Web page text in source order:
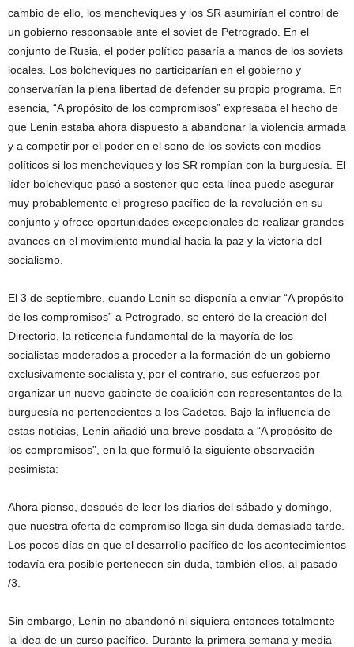
cambio de ello, los mencheviques y los SR asumirían el control de
un gobierno responsable ante el soviet de Petrogrado. En el
conjunto de Rusia, el poder político pasaría a manos de los soviets
locales. Los bolcheviques no participarían en el gobierno y
conservarían la plena libertad de defender su propio programa. En
esencia, “A propósito de los compromisos” expresaba el hecho de
que Lenin estaba ahora dispuesto a abandonar la violencia armada
y a competir por el poder en el seno de los soviets con medios
políticos si los mencheviques y los SR rompían con la burguesía. El
líder bolchevique pasó a sostener que esta línea puede asegurar
muy probablemente el progreso pacífico de la revolución en su
conjunto y ofrece oportunidades excepcionales de realizar grandes
avances en el movimiento mundial hacia la paz y la victoria del
socialismo.
El 3 de septiembre, cuando Lenin se disponía a enviar “A propósito
de los compromisos” a Petrogrado, se enteró de la creación del
Directorio, la reticencia fundamental de la mayoría de los
socialistas moderados a proceder a la formación de un gobierno
exclusivamente socialista y, por el contrario, sus esfuerzos por
organizar un nuevo gabinete de coalición con representantes de la
burguesía no pertenecientes a los Cadetes. Bajo la influencia de
estas noticias, Lenin añadió una breve posdata a “A propósito de
los compromisos”, en la que formuló la siguiente observación
pesimista:
Ahora pienso, después de leer los diarios del sábado y domingo,
que nuestra oferta de compromiso llega sin duda demasiado tarde.
Los pocos días en que el desarrollo pacífico de los acontecimientos
todavía era posible pertenecen sin duda, también ellos, al pasado
/3.
Sin embargo, Lenin no abandonó ni siquiera entonces totalmente
la idea de un curso pacífico. Durante la primera semana y media